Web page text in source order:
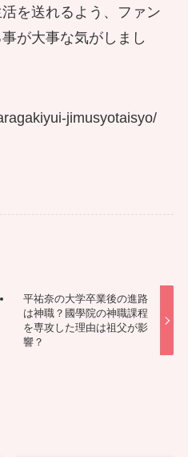
を送れるよう、ファン
が大事な気がしまし
jimusyotaisyo/
平祐奈の大学卒業後の進路
は神職？國學院の神職課程
を専攻した理由は祖父が影
響？